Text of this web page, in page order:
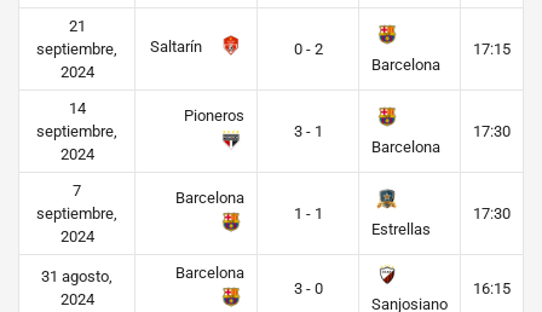
21
septiembre,
2024
Saltarín
0 - 2
Barcelona
17:15
14
septiembre,
2024
Pioneros
3 - 1
Barcelona
17:30
7
septiembre,
2024
Barcelona
1 - 1
Estrellas
17:30
31 agosto,
2024
Barcelona
3 - 0
Sanjosiano
16:15